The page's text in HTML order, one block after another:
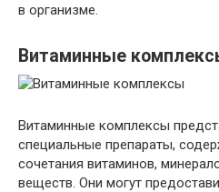
в организме.
Витаминные
Витаминные комплексы
специальные препараты,
сочетания витаминов,
веществ. Они могут